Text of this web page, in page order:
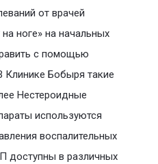
от врачей
ноге» на начальных
с помощью
Клинике Бобыря такие
Нестероидные
используются
воспалительных
доступны в различных